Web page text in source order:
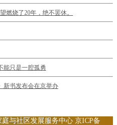
燃烧了20年，绝不罢休。
能只是一腔孤勇
新书发布会在京举办
与社区发展服务中心 京ICP备